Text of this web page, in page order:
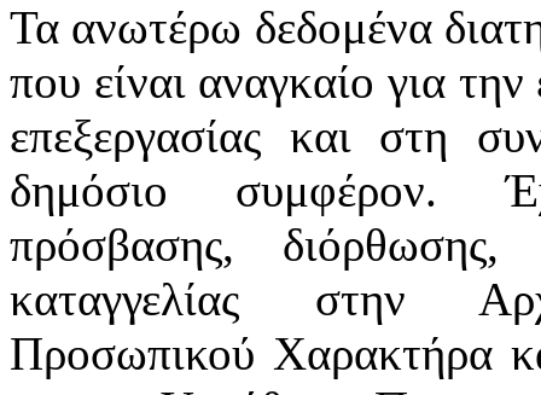
Τα ανωτέρω δεδομένα
που είναι αναγκαίο για
επεξεργασίας και στη
δημόσιο συμφέρον.
πρόσβασης, διόρθωσης,
καταγγελίας στην
Προσωπικού Χαρακτήρα